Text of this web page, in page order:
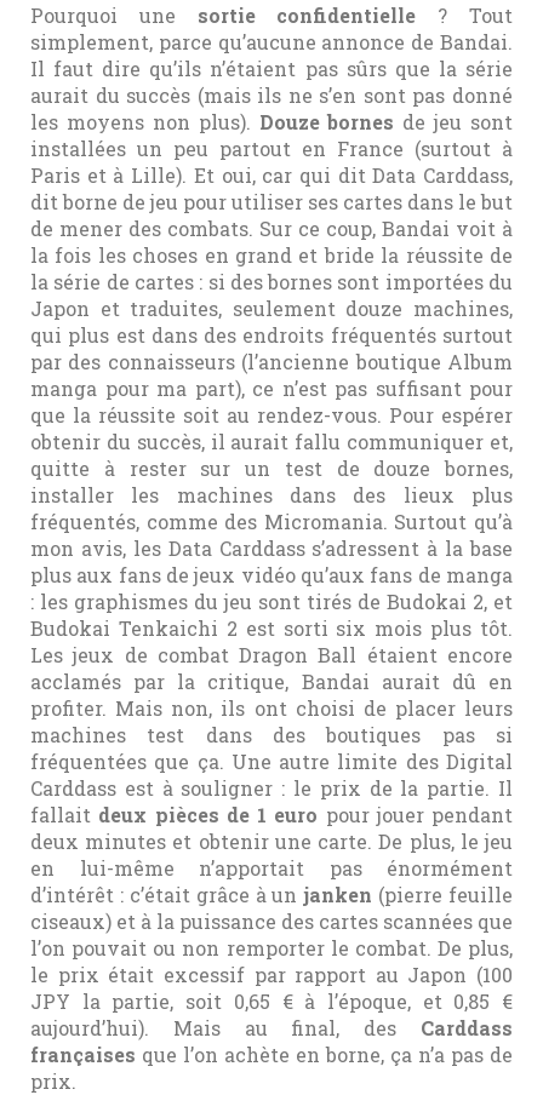
Pourquoi une sortie confidentielle ? Tout
simplement, parce qu’aucune annonce de Bandai.
Il faut dire qu’ils n’étaient pas sûrs que la série
aurait du succès (mais ils ne s’en sont pas donné
les moyens non plus). Douze bornes de jeu sont
installées un peu partout en France (surtout à
Paris et à Lille). Et oui, car qui dit Data Carddass,
dit borne de jeu pour utiliser ses cartes dans le but
de mener des combats. Sur ce coup, Bandai voit à
la fois les choses en grand et bride la réussite de
la série de cartes : si des bornes sont importées du
Japon et traduites, seulement douze machines,
qui plus est dans des endroits fréquentés surtout
par des connaisseurs (l’ancienne boutique Album
manga pour ma part), ce n’est pas suffisant pour
que la réussite soit au rendez-vous. Pour espérer
obtenir du succès, il aurait fallu communiquer et,
quitte à rester sur un test de douze bornes,
installer les machines dans des lieux plus
fréquentés, comme des Micromania. Surtout qu’à
mon avis, les Data Carddass s’adressent à la base
plus aux fans de jeux vidéo qu’aux fans de manga
: les graphismes du jeu sont tirés de Budokai 2, et
Budokai Tenkaichi 2 est sorti six mois plus tôt.
Les jeux de combat Dragon Ball étaient encore
acclamés par la critique, Bandai aurait dû en
profiter. Mais non, ils ont choisi de placer leurs
machines test dans des boutiques pas si
fréquentées que ça. Une autre limite des Digital
Carddass est à souligner : le prix de la partie. Il
fallait deux pièces de 1 euro pour jouer pendant
deux minutes et obtenir une carte. De plus, le jeu
en lui-même n’apportait pas énormément
d’intérêt : c’était grâce à unjanken (pierre feuille
ciseaux) et à la puissance des cartes scannées que
l’on pouvait ou non remporter le combat. De plus,
le prix était excessif par rapport au Japon (100
JPY la partie, soit 0,65 € à l’époque, et 0,85 €
aujourd’hui). Mais au final, des Carddass
françaises que l’on achète en borne, ça n’a pas de
prix.